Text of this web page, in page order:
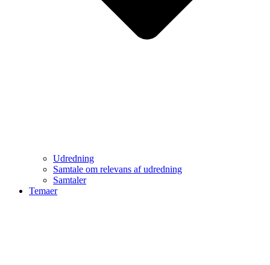
Udredning
Samtale om relevans af udredning
Samtaler
Temaer